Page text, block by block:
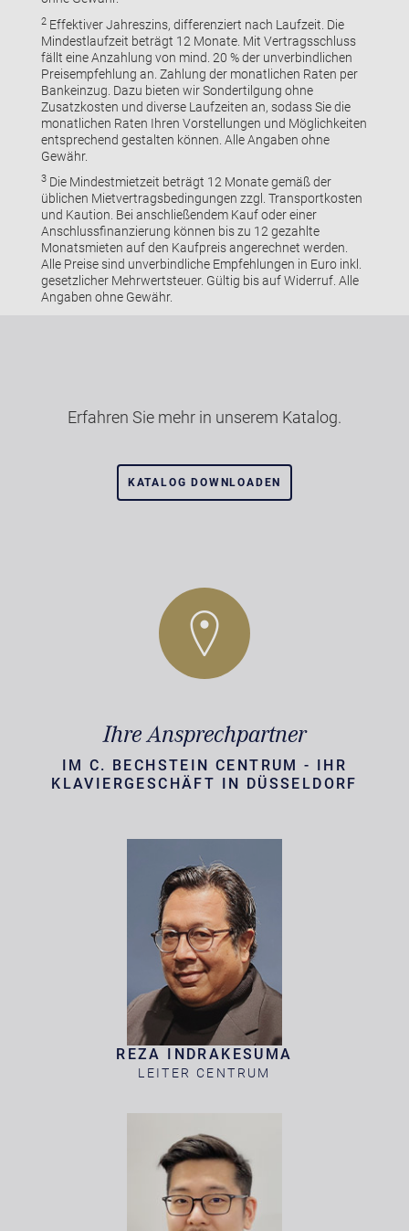
2Effektiver Jahreszins, differenziert nach Laufzeit. Die
Mindestlaufzeit beträgt 12 Monate. Mit Vertragsschluss
fällt eine Anzahlung von mind. 20 % der unverbindlichen
Preisempfehlung an. Zahlung der monatlichen Raten per
Bankeinzug. Dazu bieten wir Sondertilgung ohne
Zusatzkosten und diverse Laufzeiten an, sodass Sie die
monatlichen Raten Ihren Vorstellungen und Möglichkeiten
entsprechend gestalten können. Alle Angaben ohne
Gewähr.
3Die Mindestmietzeit beträgt 12 Monate gemäß der
üblichen Mietvertragsbedingungen zzgl. Transportkosten
und Kaution. Bei anschließendem Kauf oder einer
Anschlussfinanzierung können bis zu 12 gezahlte
Monatsmieten auf den Kaufpreis angerechnet werden.
Alle Preise sind unverbindliche Empfehlungen in Euro inkl.
gesetzlicher Mehrwertsteuer. Gültig bis auf Widerruf. Alle
Angaben ohne Gewähr.
Erfahren Sie mehr in unserem Katalog.
KATALOG DOWNLOADEN
Ihre Ansprechpartner
IM C. BECHSTEIN CENTRUM - IHR
KLAVIERGESCHÄFT IN DÜSSELDORF
REZA INDRAKESUMA
LEITER CENTRUM